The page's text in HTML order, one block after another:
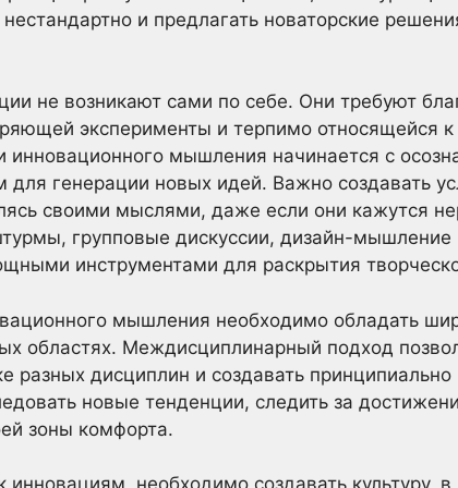
и предлагать новаторские
не возникают сами по себе. Они требуют
эксперименты и терпимо относящейся к
инновационного мышления начинается с
для генерации новых идей. Важно создавать
своими мыслями, даже если они кажутся
групповые дискуссии, дизайн-
инструментами для раскрытия
мышления необходимо обладать
областях. Междисциплинарный подход
дисциплин и создавать
новые тенденции, следить за
зоны комфорта.